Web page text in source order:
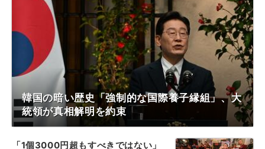
韓国の暗い歴史「強制的な国際養子縁組」、大
統領が真相解明を約束
「1個3000円超もすべきではない」